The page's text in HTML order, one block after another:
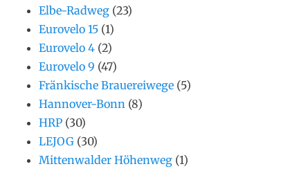
Elbe-Radweg (23)
Eurovelo 15 (1)
Eurovelo 4 (2)
Eurovelo 9 (47)
Fränkische Brauereiwege (5)
Hannover-Bonn (8)
HRP (30)
LEJOG (30)
Mittenwalder Höhenweg (1)